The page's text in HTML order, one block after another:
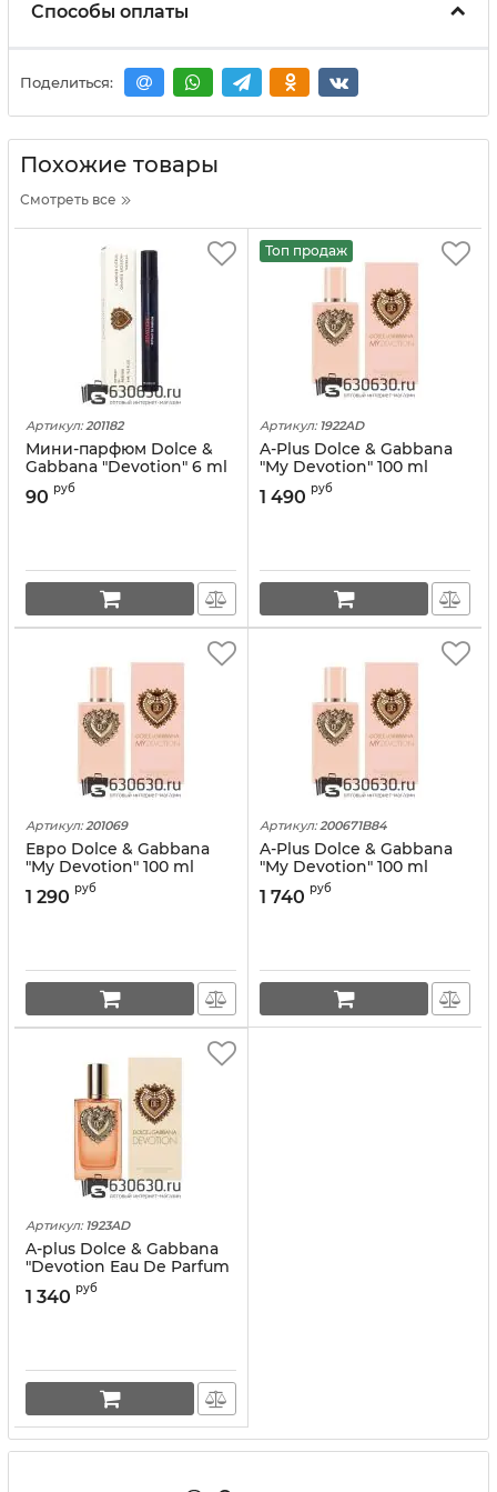
Способы оплаты
Поделиться:
Похожие товары
Смотреть все
Артикул: 201182
Мини-парфюм Dolce &
Gabbana "Devotion" 6 ml
90 руб
Топ продаж
Артикул: 1922AD
A-Plus Dolce & Gabbana
"My Devotion" 100 ml
1 490 руб
Артикул: 201069
Евро Dolce & Gabbana
"My Devotion" 100 ml
1 290 руб
Артикул: 200671B84
A-Plus Dolce & Gabbana
"My Devotion" 100 ml
1 740 руб
Артикул: 1923AD
A-plus Dolce & Gabbana
"Devotion Eau De Parfum
Intense" 100 ml оптом
1 340 руб